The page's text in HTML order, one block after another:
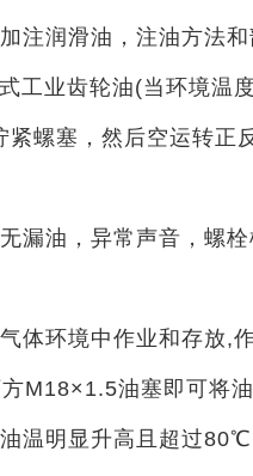
注润滑油，注油方法
工业齿轮油(当环境
螺塞，然后空运转正
漏油，异常声音，螺
体环境中作业和存放,
M18×1.5油塞即可将
温明显升高且超过